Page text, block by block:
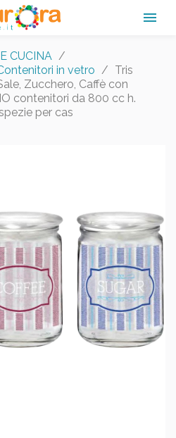

CUCINA
in vetro
Tris
Zucchero, Caffè con
contenitori da 800 cc h.
per cas